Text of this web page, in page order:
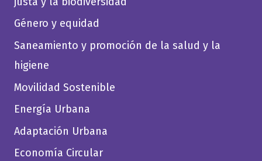
Género y equidad
Saneamiento y promoción de la salud y la
higiene
Movilidad Sostenible
Energía Urbana
Adaptación Urbana
Economía Circular